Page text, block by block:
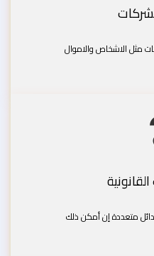
مثل الاشخاص والاموال
متعددة إن أمكن ذلك